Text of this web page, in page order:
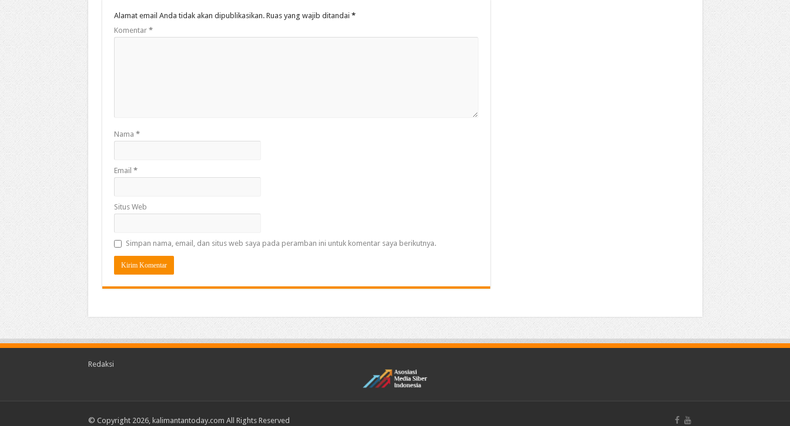
Alamat email Anda tidak akan dipublikasikan. Ruas yang wajib ditandai *
Komentar *
Nama *
Email *
Situs Web
Simpan nama, email, dan situs web saya pada peramban ini untuk komentar saya berikutnya.
Redaksi
© Copyright 2026, kalimantantoday.com All Rights Reserved